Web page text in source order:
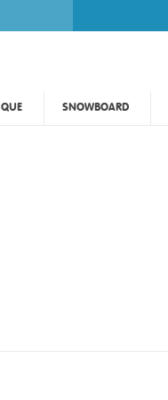
SNOWBOARD